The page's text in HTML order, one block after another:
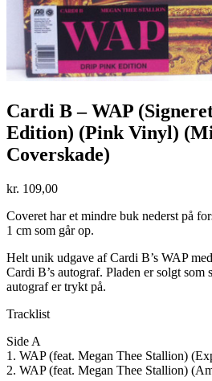
Cardi B – WAP
Edition) (Pink Vinyl)
Coverskade)
kr. 109,00
Coveret har et mindre buk nederst på
1 cm som går op.
Helt unik udgave af Cardi B’s WAP
Cardi B’s autograf. Pladen er solgt som
autograf er trykt på.
Tracklist
Side A
1. WAP (feat. Megan Thee Stallion)
2. WAP (feat. Megan Thee Stallion)